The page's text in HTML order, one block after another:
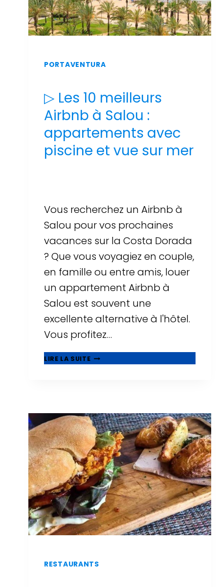
PORTAVENTURA
▷ Les 10 meilleurs
Airbnb à Salou :
appartements avec
piscine et vue sur mer
Vous recherchez un Airbnb à
Salou pour vos prochaines
vacances sur la Costa Dorada
? Que vous voyagiez en couple,
en famille ou entre amis, louer
un appartement Airbnb à
Salou est souvent une
excellente alternative à l'hôtel.
Vous profitez…
LIRE LA SUITE▷
LES
SALOU
:
APPARTEMENTS
AVEC
PISCINE
ET
VUE
SUR
MER
RESTAURANTS